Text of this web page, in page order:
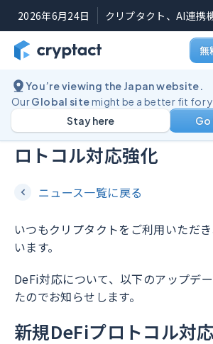
2026年6月24日 クリプタクト、AI連携
無
You’re viewing the Japan website.
OurGlobal sitemight be a better fit for
Stay here
機能アップデート
DeFi機能におけるBSC
ロトコル対応強化
ニュース一覧に戻る
いつもクリプタクトをご利用いただ
います。
DeFi対応について、以下のアップデ
たのでお知らせします。
新規DeFiプロトコル対